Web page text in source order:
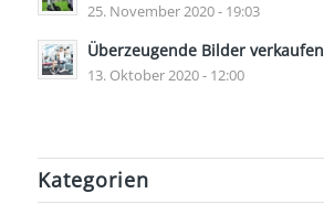
25. November 2020 - 19:03
Überzeugende Bilder verkaufen
13. Oktober 2020 - 12:00
Kategorien